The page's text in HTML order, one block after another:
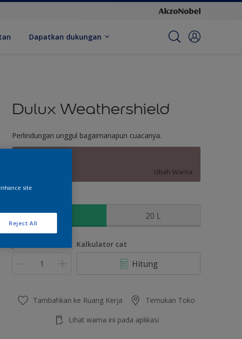
Dapatkan dukungan
Dulux Weathershield
Perlindungan unggul bagaimanapun cuacanya.
Ubah Warna
2.5 L 20 L
Kalkulator cat
Hitung
Tambahkan ke Ruang Kerja Temukan Toko
Lihat warna ini pada aplikasi
site
Reject All